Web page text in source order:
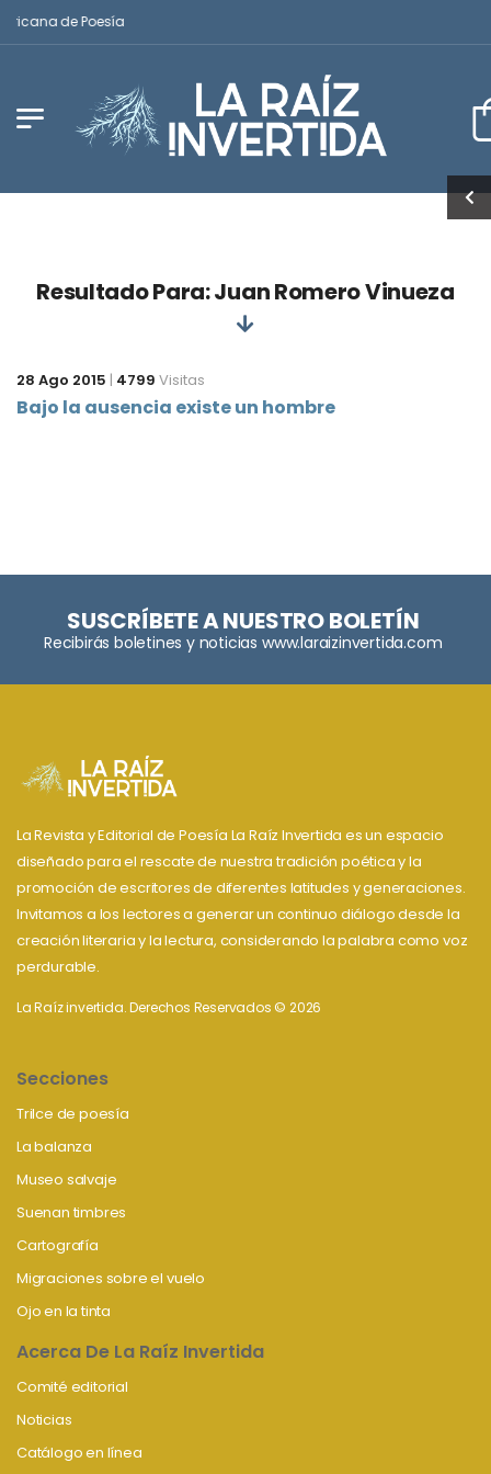
de Poesía
Resultado Para: Juan Romero Vinueza
28 Ago 2015 | 4799 Visitas
Bajo la ausencia existe un hombre
SUSCRÍBETE A NUESTRO BOLETÍN
Recibirás boletines y noticias www.laraizinvertida.com
La Revista y Editorial de Poesía La Raíz Invertida es un espacio
diseñado para el rescate de nuestra tradición poética y la
promoción de escritores de diferentes latitudes y generaciones.
Invitamos a los lectores a generar un continuo diálogo desde la
creación literaria y la lectura, considerando la palabra como voz
perdurable.
La Raíz invertida. Derechos Reservados © 2026
Secciones
Trilce de poesía
La balanza
Museo salvaje
Suenan timbres
Cartografía
Migraciones sobre el vuelo
Ojo en la tinta
Acerca De La Raíz Invertida
Comité editorial
Noticias
Catálogo en línea